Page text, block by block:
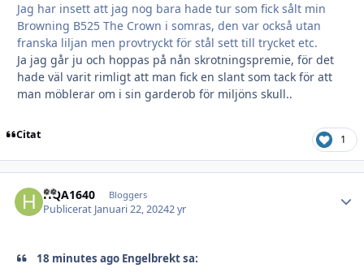
Jag har insett att jag nog bara hade tur som fick sålt min
Browning B525 The Crown i somras, den var också utan
franska liljan men provtryckt för stål sett till trycket etc.
Ja jag går ju och hoppas på nån skrotningspremie, för det
hade väl varit rimligt att man fick en slant som tack för att
man möblerar om i sin garderob för miljöns skull..
Citat 1
HQA1640 Bloggers
Publicerat Januari 22, 20242 yr
18 minutes ago Engelbrekt sa: